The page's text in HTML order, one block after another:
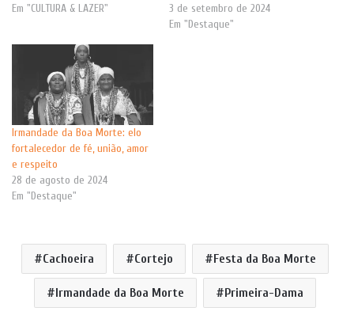
Em "CULTURA & LAZER"
3 de setembro de 2024
Em "Destaque"
Irmandade da Boa Morte: elo
fortalecedor de fé, união, amor
e respeito
28 de agosto de 2024
Em "Destaque"
Cachoeira Cortejo Festa da Boa Morte
Irmandade da Boa Morte Primeira-Dama